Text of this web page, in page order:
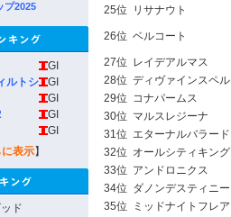
プ2025
GI
ルトシ
GI
GI
GI
GI
に表示】
ド
25位 リサナウト
26位 ベルコート
27位 レイデアルマス
28位 ディヴァインスペル
29位 コナパームス
30位 マルスレジーナ
31位 エターナルバラード
32位 オールシティキング
33位 アンドロニクス
34位 ダノンデスティニー
35位 ミッドナイトフレア